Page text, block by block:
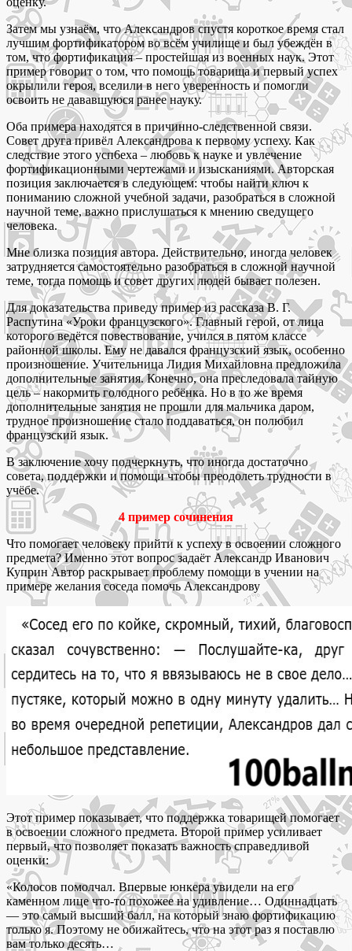
Затем мы узнаём, что Александров спустя короткое время стал
лучшим фортификатором во всём училище и был убеждён в
том, что фортификация – простейшая из военных наук. Этот
пример говорит о том, что помощь товарища и первый успех
окрылили героя, вселили в него уверенность и помогли
освоить не дававшуюся ранее науку.
Оба примера находятся в причинно-следственной связи.
Совет друга привёл Александрова к первому успеху. Как
следствие этого усп6еха – любовь к науке и увлечение
фортификационными чертежами и изысканиями. Авторская
позиция заключается в следующем: чтобы найти ключ к
пониманию сложной учебной задачи, разобраться в сложной
научной теме, важно прислушаться к мнению сведущего
человека.
Мне близка позиция автора. Действительно, иногда человек
затрудняется самостоятельно разобраться в сложной научной
теме, тогда помощь и совет других людей бывает полезен.
Для доказательства приведу пример из рассказа В. Г.
Распутина «Уроки французского». Главный герой, от лица
которого ведётся повествование, учился в пятом классе
районной школы. Ему не давался французский язык, особенно
произношение. Учительница Лидия Михайловна предложила
дополнительные занятия. Конечно, она преследовала тайную
цель – накормить голодного ребёнка. Но в то же время
дополнительные занятия не прошли для мальчика даром,
трудное произношение стало поддаваться, он полюбил
французский язык.
В заключение хочу подчеркнуть, что иногда достаточно
совета, поддержки и помощи чтобы преодолеть трудности в
учёбе.
4 пример сочинения
Что помогает человеку прийти к успеху в освоении сложного
предмета? Именно этот вопрос задаёт Александр Иванович
Куприн Автор раскрывает проблему помощи в учении на
примере желания соседа помочь Александрову
Этот пример показывает, что поддержка товарищей помогает
в освоении сложного предмета. Второй пример усиливает
первый, что позволяет показать важность справедливой
оценки:
«Колосов помолчал. Впервые юнкера увидели на его
каменном лице что-то похожее на удивление… Одиннадцать
— это самый высший балл, на который знаю фортификацию
только я. Поэтому не обижайтесь, что на этот раз я поставлю
вам только десять…